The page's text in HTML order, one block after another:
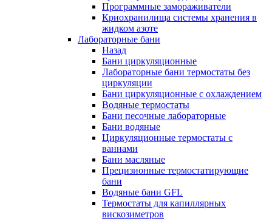
Программные замораживатели
Криохранилища системы хранения в
жидком азоте
Лабораторные бани
Назад
Бани циркуляционные
Лабораторные бани термостаты без
циркуляции
Бани циркуляционные с охлаждением
Водяные термостаты
Бани песочные лабораторные
Бани водяные
Циркуляционные термостаты с
ваннами
Бани масляные
Прецизионные термостатирующие
бани
Водяные бани GFL
Термостаты для капиллярных
вискозиметров